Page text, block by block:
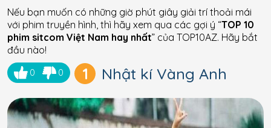
Nếu bạn muốn có những giờ phút giây giải trí thoải mái
với phim truyền hình, thì hãy xem qua các gợi ý “TOP 10
phim sitcom Việt Nam hay nhất” của TOP10AZ. Hãy bắt
đầu nào!
0 0 1 Nhật kí Vàng Anh